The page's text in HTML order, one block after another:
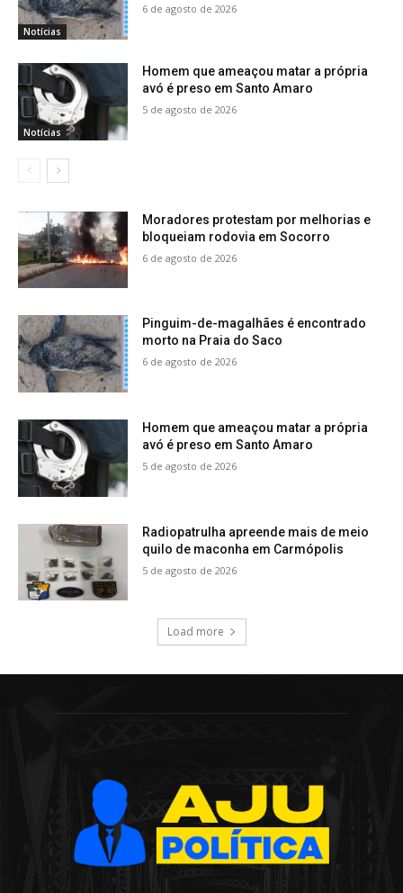
Notícias
6 de agosto de 2026
Notícias
Homem que ameaçou matar a própria
avó é preso em Santo Amaro
5 de agosto de 2026
Moradores protestam por melhorias e
bloqueiam rodovia em Socorro
6 de agosto de 2026
Pinguim-de-magalhães é encontrado
morto na Praia do Saco
6 de agosto de 2026
Homem que ameaçou matar a própria
avó é preso em Santo Amaro
5 de agosto de 2026
Radiopatrulha apreende mais de meio
quilo de maconha em Carmópolis
5 de agosto de 2026
Load more